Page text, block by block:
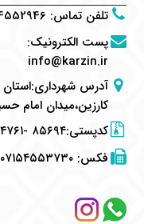
تلفن تماس:
پست الکترونیک:
info@karzin.ir
آدرس شهرداری:استان
کارزین،میدان امام
کدپستی:۸۵۶۹۴ -۷۴۷۶۱
فکس:۰۷۱۵۴۵۵۳۷۳۰